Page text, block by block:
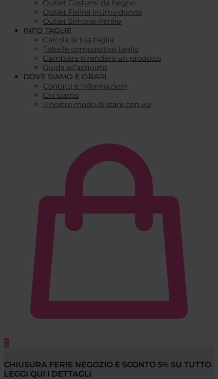
Outlet Costumi da bagno
Outlet Felina Intimo donna
Outlet Simone Pérèle
INFO TAGLIE
Calcola la tua taglia
Tabelle comparative taglie
Cambiare o rendere un prodotto
Guida all’acquisto
DOVE SIAMO E ORARI
Contatti e Informazioni
Chi siamo
Il nostro modo di stare con voi
0
CHIUSURA FERIE NEGOZIO E SCONTO 5% SU TUTTO
LEGGI QUI I DETTAGLI